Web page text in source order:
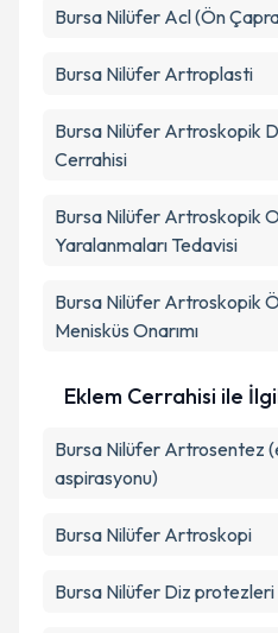
Bursa Nilüfer Acl (Ön
Bursa Nilüfer Artroplasti
Bursa Nilüfer Artroskopik
Cerrahisi
Bursa Nilüfer Artroskopik
Yaralanmaları Tedavisi
Bursa Nilüfer Artroskopik
Menisküs Onarımı
Eklem Cerrahisi ile
Bursa Nilüfer Artrosentez
aspirasyonu)
Bursa Nilüfer Artroskopi
Bursa Nilüfer Diz protezleri